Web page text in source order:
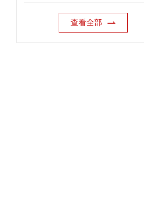
查看全部